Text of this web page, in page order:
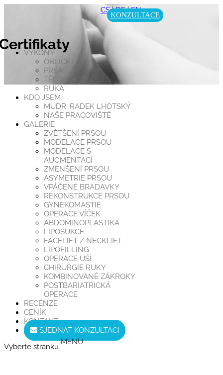
VÝKONY
OBLIČEJ
PRSA
TĚLO
RUKA
KDO JSEM
MUDR. RADEK LHOTSKÝ
NAŠE PRACOVIŠTĚ
GALERIE
ZVĚTŠENÍ PRSOU
MODELACE PRSOU
MODELACE S
AUGMENTACÍ
ZMENŠENÍ PRSOU
ASYMETRIE PRSOU
VPÁČENÉ BRADAVKY
REKONSTRUKCE PRSOU
GYNEKOMASTIE
OPERACE VÍČEK
ABDOMINOPLASTIKA
LIPOSUKCE
FACELIFT / NECKLIFT
LIPOFILLING
OPERACE UŠÍ
CHIRURGIE RUKY
KOMBINOVANÉ ZÁKROKY
POSTBARIATRICKÁ
OPERACE
RECENZE
CENÍK
KONTAKT
SJEDNAT KONZULTACI
CS|DE|EN
Vyberte stránku
KONZULTACE